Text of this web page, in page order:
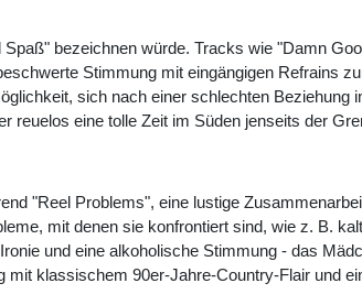
bezeichnen würde. Tracks wie "Damn
Stimmung mit eingängigen Refrains
sich nach einer schlechten Beziehung
reuelos eine tolle Zeit im Süden jenseits der
"Reel Problems", eine lustige
mit denen sie konfrontiert sind, wie z. B.
und eine alkoholische Stimmung - das
klassischem 90er-Jahre-Country-Flair und